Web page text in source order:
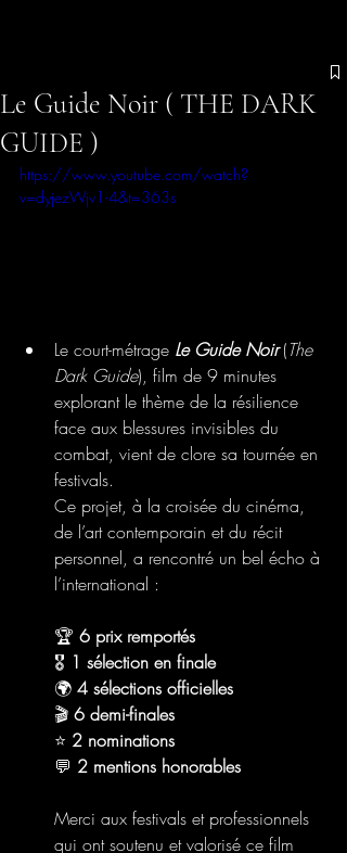
Le Guide Noir ( THE DARK
GUIDE )
https://www.youtube.com/watch?
v=dyjezWjv1-4&t=363s
Le court-métrage Le Guide Noir (The
Dark Guide), film de 9 minutes
explorant le thème de la résilience
face aux blessures invisibles du
combat, vient de clore sa tournée en
festivals.
Ce projet, à la croisée du cinéma,
de l’art contemporain et du récit
personnel, a rencontré un bel écho à
l’international :
🏆 6 prix remportés
🎖 1 sélection en finale
🌍 4 sélections officielles
🎬 6 demi-finales
⭐ 2 nominations
💬 2 mentions honorables
Merci aux festivals et professionnels
qui ont soutenu et valorisé ce film